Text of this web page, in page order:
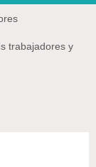
trabajadores y